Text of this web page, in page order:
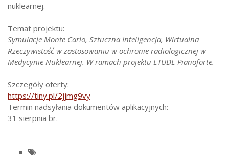
nuklearnej.
Temat projektu:
Symulacje Monte Carlo, Sztuczna Inteligencja, Wirtualna
Rzeczywistość w zastosowaniu w ochronie radiologicznej w
Medycynie Nuklearnej. W ramach projektu ETUDE Pianoforte.
Szczegóły oferty:
https://tiny.pl/2jjmg9vy
Termin nadsyłania dokumentów aplikacyjnych:
31 sierpnia br.